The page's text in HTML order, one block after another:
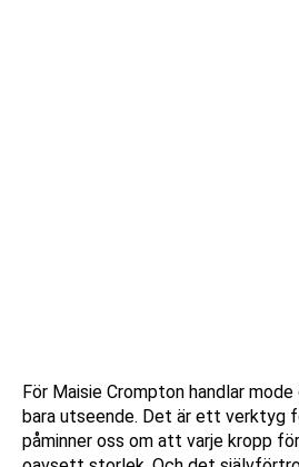
För Maisie Crompton handlar
bara utseende. Det är ett verktyg
påminner oss om att varje kropp